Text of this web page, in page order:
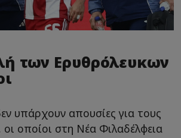
των Ερυθρόλευκων
υπάρχουν απουσίες για τους
οποίοι στη Νέα Φιλαδέλφεια